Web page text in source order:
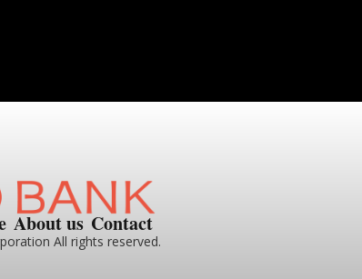
About us Contact
All rights reserved.